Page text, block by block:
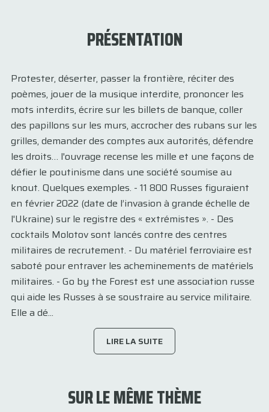
PRÉSENTATION
Protester, déserter, passer la frontière, réciter des
poèmes, jouer de la musique interdite, prononcer les
mots interdits, écrire sur les billets de banque, coller
des papillons sur les murs, accrocher des rubans sur les
grilles, demander des comptes aux autorités, défendre
les droits… l'ouvrage recense les mille et une façons de
défier le poutinisme dans une société soumise au
knout. Quelques exemples. - 11 800 Russes figuraient
en février 2022 (date de l’invasion à grande échelle de
l'Ukraine) sur le registre des « extrémistes ». - Des
cocktails Molotov sont lancés contre des centres
militaires de recrutement. - Du matériel ferroviaire est
saboté pour entraver les acheminements de matériels
militaires. - Go by the Forest est une association russe
qui aide les Russes à se soustraire au service militaire.
Elle a dé...
LIRE LA SUITE
SUR LE MÊME THÈME